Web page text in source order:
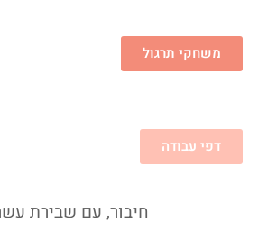
משחקי תרגול
דפי עבודה
חיבור, עם שבירת